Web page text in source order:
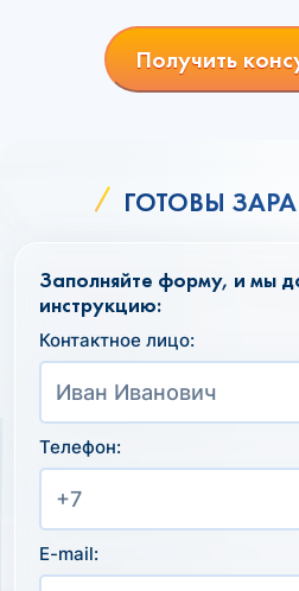
Получить
ГОТОВЫ
Заполняйте форму, и мы
инструкцию:
Контактное лицо:
Телефон:
E-mail: